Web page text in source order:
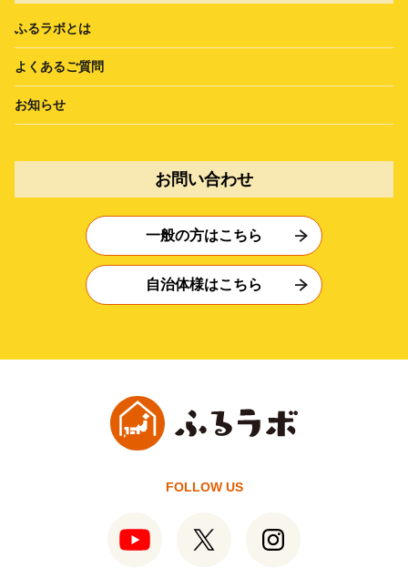
ふるラボとは
よくあるご質問
お知らせ
お問い合わせ
一般の方はこちら
自治体様はこちら
FOLLOW US